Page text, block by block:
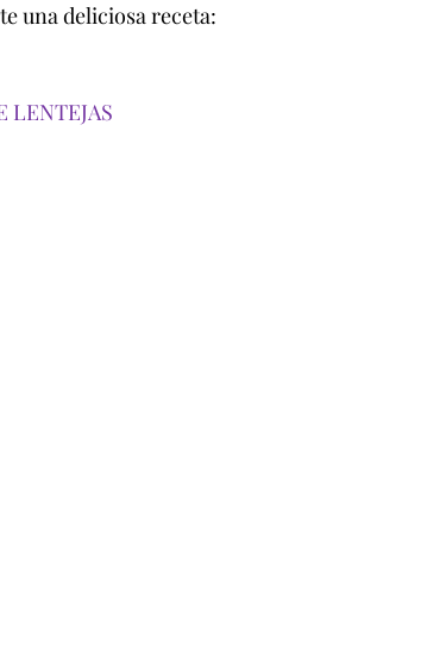
una deliciosa receta:
LENTEJAS